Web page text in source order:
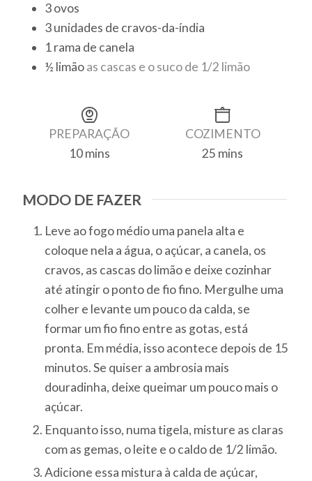
3ovos
3unidades de cravos-da-índia
1rama de canela
½ limãoas cascas e o suco de 1/2 limão
PREPARAÇÃO
10minutes
mins
COZIMENTO
25 minutes
mins
MODO DE FAZER
Leve ao fogo médio uma panela alta e
coloque nela a água, o açúcar, a canela, os
cravos, as cascas do limão e deixe cozinhar
até atingir o ponto de fio fino. Mergulhe uma
colher e levante um pouco da calda, se
formar um fio fino entre as gotas, está
pronta. Em média, isso acontece depois de 15
minutos. Se quiser a ambrosia mais
douradinha, deixe queimar um pouco mais o
açúcar.
Enquanto isso, numa tigela, misture as claras
com as gemas, o leite e o caldo de 1/2 limão.
Adicione essa mistura à calda de açúcar,